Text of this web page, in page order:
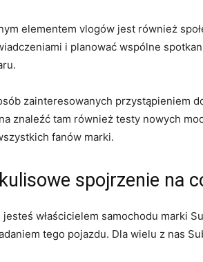
elementem ⁢vlogów jest również
i ⁤planować wspólne
zainteresowanych przystąpieniem
znaleźć tam również testy nowych
fanów marki.
spojrzenie na
jesteś właścicielem samochodu marki
tego pojazdu. Dla wielu z nas